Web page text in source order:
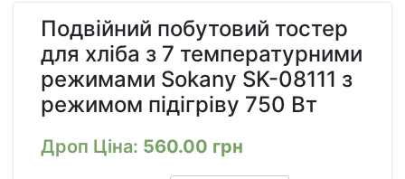
Подвійний побутовий тостер
для хліба з 7 температурними
режимами Sokany SK-08111 з
режимом підігріву 750 Вт
Дроп Ціна: 560.00 грн